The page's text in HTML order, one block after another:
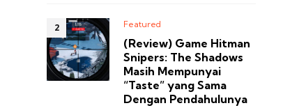
Featured
(Review) Game Hitman
Snipers: The Shadows
Masih Mempunyai
“Taste” yang Sama
Dengan Pendahulunya